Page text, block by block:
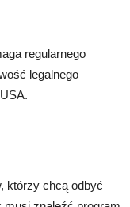
regularnego
legalnego
którzy chcą odbyć